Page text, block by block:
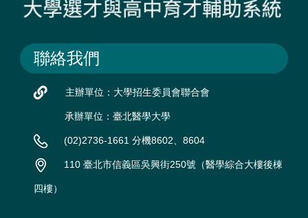
聯絡我們
主辦單位：大學招生委員會聯合會
承辦單位：臺北醫學大學
(02)2736-1661 分機8602、8604
110 臺北市信義區吳興街250號（醫學綜合大樓後棟
四樓）